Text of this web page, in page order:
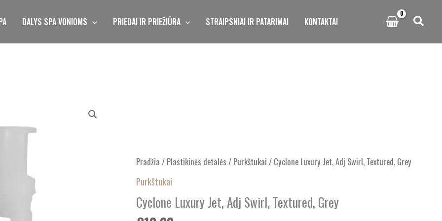
DALYS SPA VONIOMS PRIEDAI IR PRIEŽIŪRA STRAIPSNIAI IR PATARIMAI KONTAKTAI
Pradžia / Plastikinės detalės / Purkštukai / Cyclone Luxury Jet, Adj Swirl, Textured, Grey
Purkštukai
Cyclone Luxury Jet, Adj Swirl, Textured, Grey
Jet,
Swirl,
Textured,
Grey